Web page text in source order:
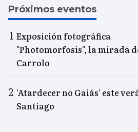
Próximos eventos
Exposición fotográfica
"Photomorfosis", la mirada
Carrolo
‘Atardecer no Gaiás’ este
Santiago